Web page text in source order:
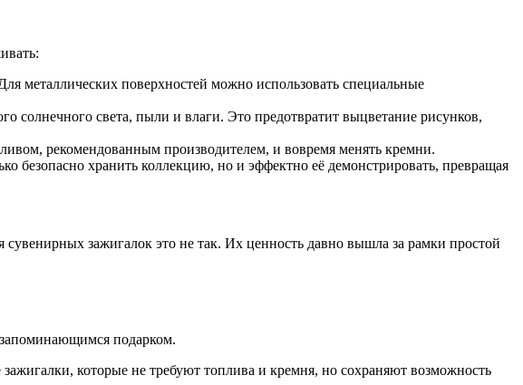
металлических поверхностей можно использовать специальные
света, пыли и влаги. Это предотвратит выцветание рисунков,
рекомендованным производителем, и вовремя менять кремни.
безопасно хранить коллекцию, но и эффектно её демонстрировать, превращая
зажигалок это не так. Их ценность давно вышла за рамки простой
подарком.
которые не требуют топлива и кремня, но сохраняют возможность